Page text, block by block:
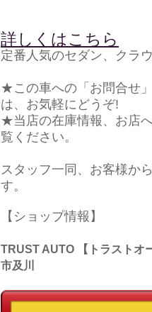
詳しくはこちら
定番人気のセダン、クラ
★この車への「お問合せ
は、お気軽にどうぞ!
★当店の在庫情報、お店
覧ください。
スタッフ一同、お客様か
す。
【ショップ情報】
TRUST AUTO 【トラスト
市及川